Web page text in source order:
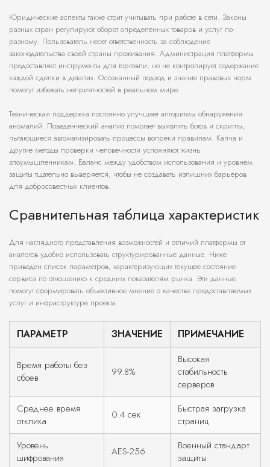
Юридические аспекты также стоит учитывать при работе в сети. Законы
разных стран регулируют оборот определенных товаров и услуг по-
разному. Пользователь несет ответственность за соблюдение
законодательства своей страны проживания. Администрация платформы
предоставляет инструменты для торговли, но не контролирует содержание
каждой сделки в деталях. Осознанный подход и знание правовых норм
помогут избежать неприятностей в реальном мире.
Техническая поддержка постоянно улучшает алгоритмы обнаружения
аномалий. Поведенческий анализ помогает выявлять ботов и скрипты,
пытающиеся автоматизировать процессы вопреки правилам. Капча и
другие методы проверки человечности усложняют жизнь
злоумышленникам. Баланс между удобством использования и уровнем
защиты тщательно выверяется, чтобы не создавать излишних барьеров
для добросовестных клиентов.
Сравнительная таблица характеристик
Для наглядного представления возможностей и отличий платформы от
аналогов удобно использовать структурированные данные. Ниже
приведен список параметров, характеризующих текущее состояние
сервиса по отношению к средним показателям рынка. Эти данные
помогут сформировать объективное мнение о качестве предоставляемых
услуг и инфраструктуре проекта.
ПАРАМЕТР ЗНАЧЕНИЕ ПРИМЕЧАНИЕ
Время работы без
сбоев
99.8%
Высокая
стабильность
серверов
Среднее время
отклика
0.4 сек
Быстрая загрузка
страниц
Уровень
шифрования
AES-256
Военный стандарт
защиты